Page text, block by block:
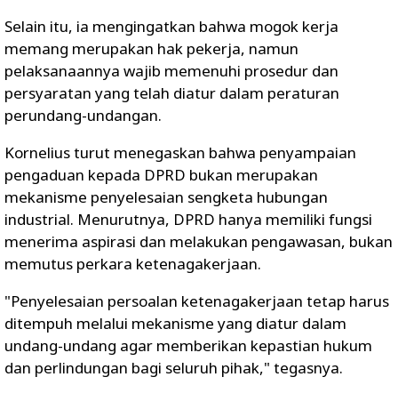
Selain itu, ia mengingatkan bahwa mogok kerja
memang merupakan hak pekerja, namun
pelaksanaannya wajib memenuhi prosedur dan
persyaratan yang telah diatur dalam peraturan
perundang-undangan.
Kornelius turut menegaskan bahwa penyampaian
pengaduan kepada DPRD bukan merupakan
mekanisme penyelesaian sengketa hubungan
industrial. Menurutnya, DPRD hanya memiliki fungsi
menerima aspirasi dan melakukan pengawasan, bukan
memutus perkara ketenagakerjaan.
"Penyelesaian persoalan ketenagakerjaan tetap harus
ditempuh melalui mekanisme yang diatur dalam
undang-undang agar memberikan kepastian hukum
dan perlindungan bagi seluruh pihak," tegasnya.